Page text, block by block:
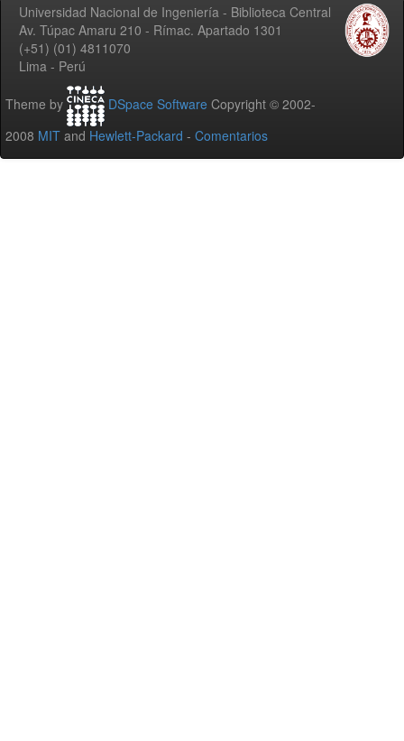
Universidad Nacional de Ingeniería - Biblioteca Central
Av. Túpac Amaru 210 - Rímac. Apartado 1301
(+51) (01) 4811070
Lima - Perú
Theme by DSpace Software Copyright © 2002-
2008 MIT and Hewlett-Packard - Comentarios